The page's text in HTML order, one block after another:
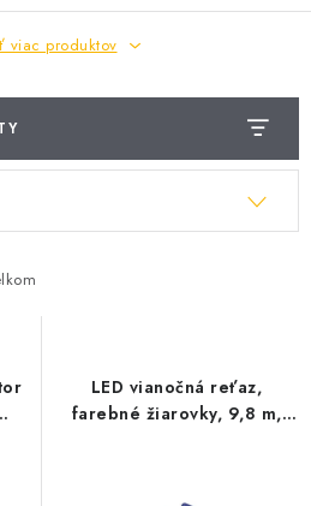
viac produktov
LED vianočná reťaz,
farebné žiarovky, 9,8 m,